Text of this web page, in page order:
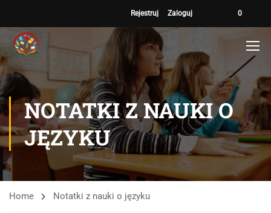
Rejestruj Zaloguj 0
NOTATKI Z NAUKI O
JĘZYKU
Home Notatki z nauki o języku